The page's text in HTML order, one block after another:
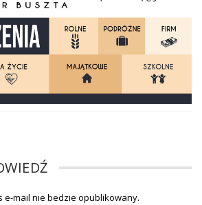
e-mail nie bedzie opublikowany.